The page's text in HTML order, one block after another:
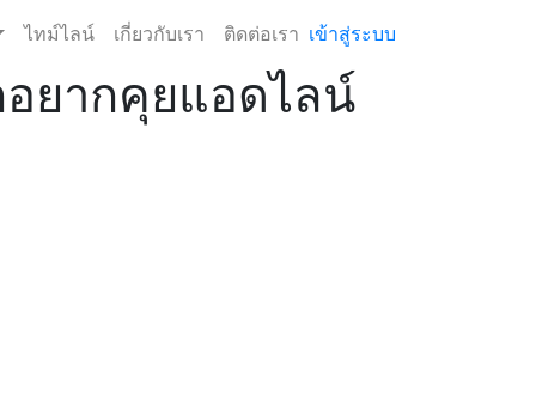
ไทม์ไลน์ เกี่ยวกับเรา ติดต่อเรา เข้าสู่ระบบ
ยากคุยแอดไลน์